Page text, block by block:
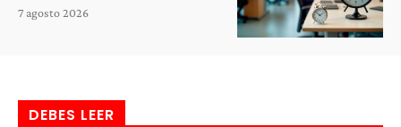
7 agosto 2026
DEBES LEER